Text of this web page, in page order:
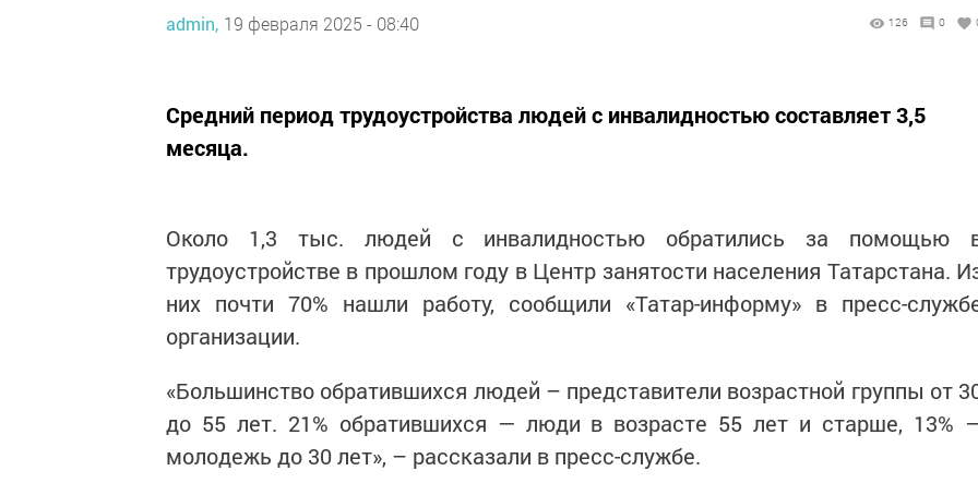
admin, 19 февраля 2025 - 08:40 126 0
Средний период трудоустройства людей с инвалидностью составляет 3,5
месяца.
Около 1,3 тыс. людей с инвалидностью обратились за помощью
трудоустройстве в прошлом году в Центр занятости населения Татарстана.
них почти 70% нашли работу, сообщили «Татар-информу» в пресс-
организации.
«Большинство обратившихся людей – представители возрастной группы от
до 55 лет. 21% обратившихся — люди в возрасте 55 лет и старше, 13%
молодежь до 30 лет», – рассказали в пресс-службе.